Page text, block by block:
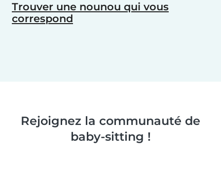
Trouver une nounou qui vous
correspond
Rejoignez la communauté de
baby-sitting !